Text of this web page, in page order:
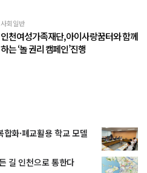
사회일반
인천여성가족재단, 아이사랑꿈터와 함께
하는 ‘놀 권리 캠페인’진행
화·폐교활용 학교 모델
길 인천으로 통한다